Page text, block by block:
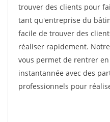
trouver des clients pour
tant qu'entreprise du
facile de trouver des
réaliser rapidement.
vous permet de rentrer
instantannée avec des
professionnels pour